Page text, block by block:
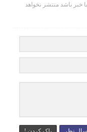
خبر باشد منتشر نخواهد